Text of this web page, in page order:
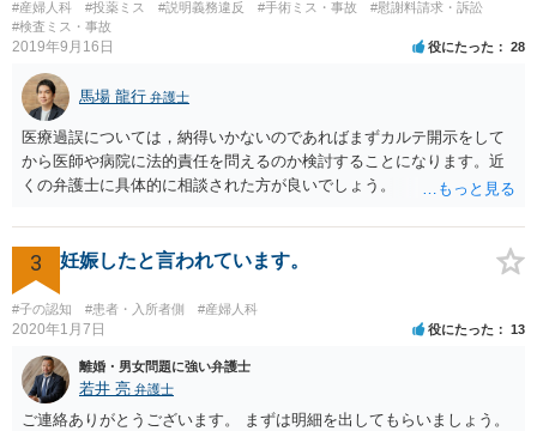
#産婦人科 #投薬ミス #説明義務違反 #手術ミス・事故
#慰謝料請求・訴訟
#検査ミス・事故
2019年9月16日 役にたった 28
馬場 龍行 弁護士
医療過誤については，納得いかないのであればまずカルテ開示をして
から医師や病院に法的責任を問えるのか検討することになります。近
くの弁護士に具体的に相談された方が良いでしょう。
3 妊娠したと言われています。
#子の認知 #患者・入所者側 #産婦人科
2020年1月7日 役にたった 13
離婚・男女問題に強い弁護士
若井 亮 弁護士
ご連絡ありがとうございます。 まずは明細を出してもらいましょう。